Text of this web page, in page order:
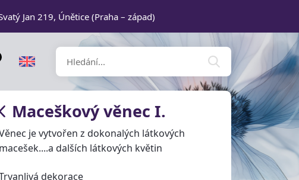
Jan 219, Únětice (Praha – západ)
Maceškový věnec I.
je vytvořen z dokonalých látkových
macešek....a dalších látkových květin
dekorace